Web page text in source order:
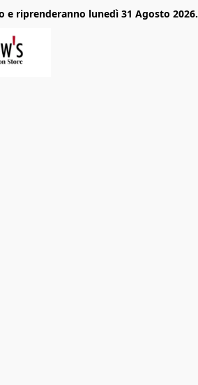
riprenderanno lunedì 31 Agosto 2026.